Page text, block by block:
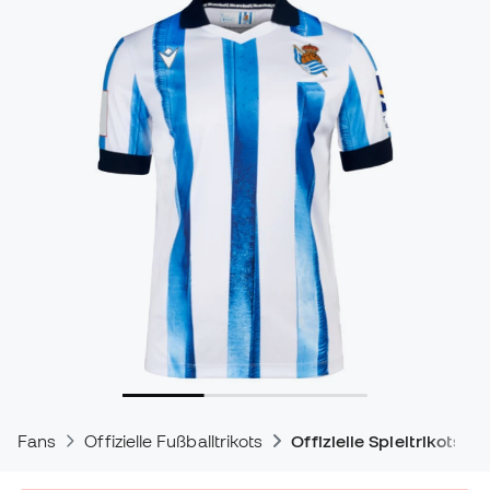
Fans Offizielle Fußballtrikots Offizielle Spieltrikots